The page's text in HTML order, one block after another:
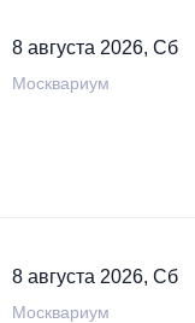
8 августа 2026, Сб
Москвариум
8 августа 2026, Сб
Москвариум